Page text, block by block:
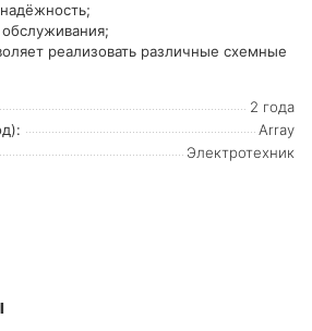
реализовать различные схемные
2 года
Array
Электротехник